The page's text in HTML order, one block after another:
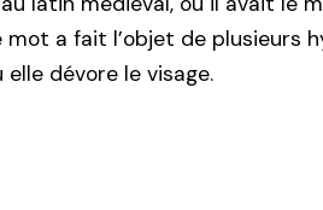
mot a fait l’objet de plusieurs
dévore le visage.